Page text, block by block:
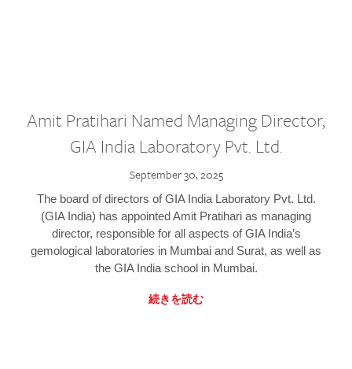
Amit Pratihari Named Managing Director,
GIA India Laboratory Pvt. Ltd.
September 30, 2025
The board of directors of GIA India Laboratory Pvt. Ltd.
(GIA India) has appointed Amit Pratihari as managing
director, responsible for all aspects of GIA India’s
gemological laboratories in Mumbai and Surat, as well as
the GIA India school in Mumbai.
続きを読む